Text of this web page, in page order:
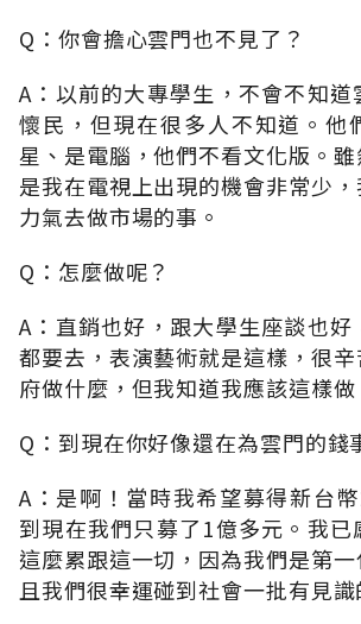
Q：你會擔心雲門也不見了？
A：以前的大專學生，不會不知道
懷民，但現在很多人不知道。他
星、是電腦，他們不看文化版。
是我在電視上出現的機會非常少
力氣去做市場的事。
Q：怎麼做呢？
A：直銷也好，跟大學生座談也好
都要去，表演藝術就是這樣，很
府做什麼，但我知道我應該這樣做
Q：到現在你好像還在為雲門的錢
A：是啊！當時我希望募得新台
到現在我們只募了1億多元。我已
這麼累跟這一切，因為我們是第
且我們很幸運碰到社會一批有見識